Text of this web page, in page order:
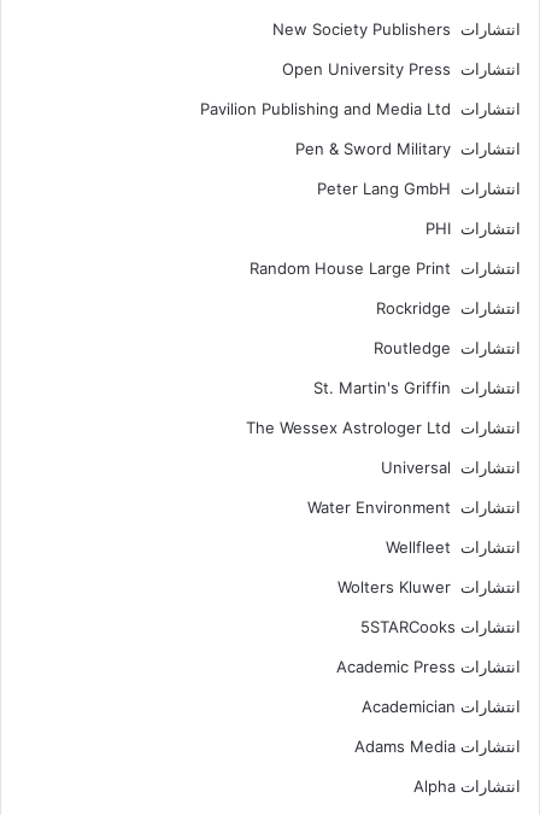
انتشارات New Society Publishers
انتشارات Open University Press
انتشارات Pavilion Publishing and Media Ltd
انتشارات Pen & Sword Military
انتشارات Peter Lang GmbH
انتشارات PHI
انتشارات Random House Large Print
انتشارات Rockridge
انتشارات Routledge
انتشارات St. Martin's Griffin
انتشارات The Wessex Astrologer Ltd
انتشارات Universal
انتشارات Water Environment
انتشارات Wellfleet
انتشارات Wolters Kluwer
انتشارات 5STARCooks
انتشارات Academic Press
انتشارات Academician
انتشارات Adams Media
انتشارات Alpha